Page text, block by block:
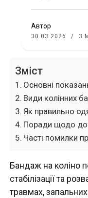
Автор
30.03.2026 3
Зміст
Основні
Види колінних
Як правильно
Поради щодо
Часті помилки
Бандаж на коліно
стабілізації та
травмах,